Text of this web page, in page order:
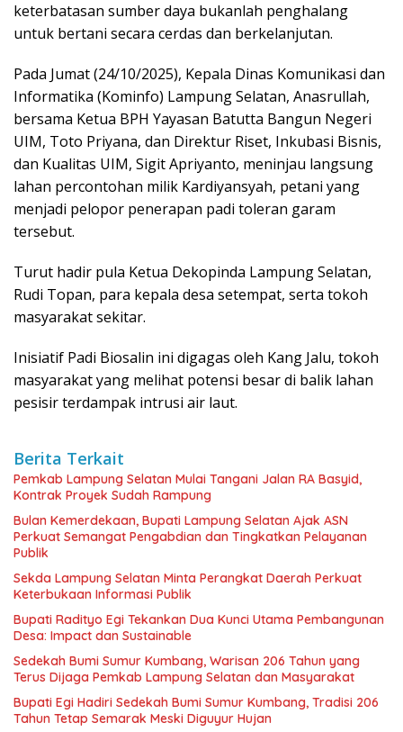
keterbatasan sumber daya bukanlah penghalang
untuk bertani secara cerdas dan berkelanjutan.
Pada Jumat (24/10/2025), Kepala Dinas Komunikasi dan
Informatika (Kominfo) Lampung Selatan, Anasrullah,
bersama Ketua BPH Yayasan Batutta Bangun Negeri
UIM, Toto Priyana, dan Direktur Riset, Inkubasi Bisnis,
dan Kualitas UIM, Sigit Apriyanto, meninjau langsung
lahan percontohan milik Kardiyansyah, petani yang
menjadi pelopor penerapan padi toleran garam
tersebut.
Turut hadir pula Ketua Dekopinda Lampung Selatan,
Rudi Topan, para kepala desa setempat, serta tokoh
masyarakat sekitar.
Inisiatif Padi Biosalin ini digagas oleh Kang Jalu, tokoh
masyarakat yang melihat potensi besar di balik lahan
pesisir terdampak intrusi air laut.
Berita Terkait
Pemkab Lampung Selatan Mulai Tangani Jalan RA Basyid,
Kontrak Proyek Sudah Rampung
Bulan Kemerdekaan, Bupati Lampung Selatan Ajak ASN
Perkuat Semangat Pengabdian dan Tingkatkan Pelayanan
Publik
Sekda Lampung Selatan Minta Perangkat Daerah Perkuat
Keterbukaan Informasi Publik
Bupati Radityo Egi Tekankan Dua Kunci Utama Pembangunan
Desa: Impact dan Sustainable
Sedekah Bumi Sumur Kumbang, Warisan 206 Tahun yang
Terus Dijaga Pemkab Lampung Selatan dan Masyarakat
Bupati Egi Hadiri Sedekah Bumi Sumur Kumbang, Tradisi 206
Tahun Tetap Semarak Meski Diguyur Hujan